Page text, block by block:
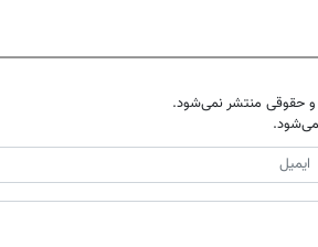
حقوقی منتشر نمی‌شود.